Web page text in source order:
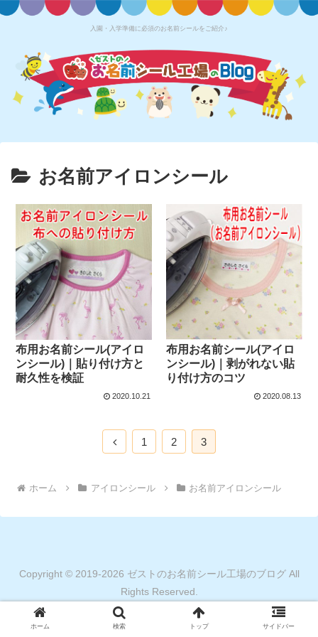
入園・入学準備に必須のお名前シールをご紹介♪
お名前アイロンシール
布用お名前シール(アイロ
ンシール)｜貼り付け方と
耐久性を検証
2020.10.21
布用お名前シール(アイロ
ンシール)｜剥がれない貼
り付け方のコツ
2020.08.13
1 2 3
ホーム アイロンシール お名前アイロンシール
Copyright © 2019-2026 ゼストのお名前シール工場のブログ All
Rights Reserved.
ホーム 検索 トップ サイドバー